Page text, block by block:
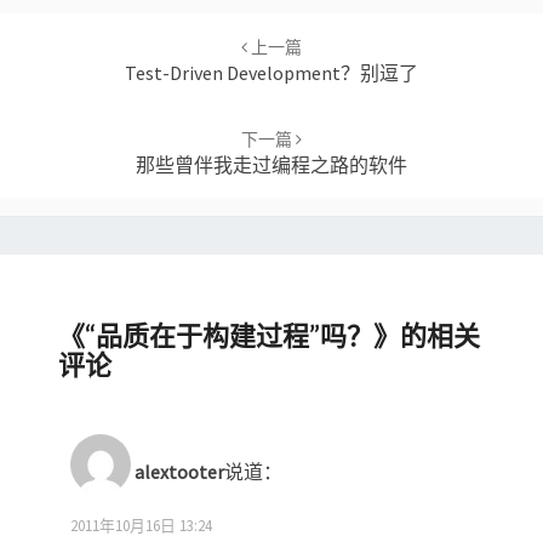
上一篇
Test-Driven Development？别逗了
下一篇
那些曾伴我走过编程之路的软件
《“品质在于构建过程”吗？ 》的相关
评论
alextooter说道：
2011年10月16日 13:24